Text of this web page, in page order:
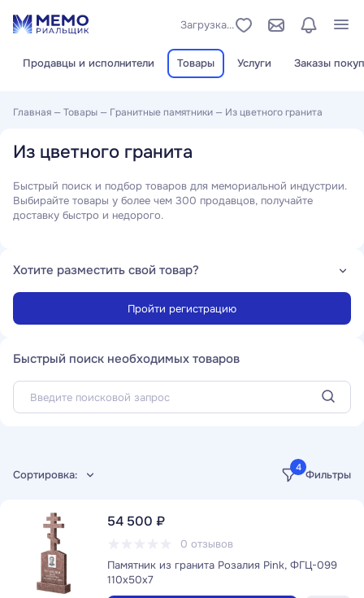
Продавцы и исполнители Товары Услуги Заказы
Загрузка...
Главная —Товары — Гранитные памятники — Из цветного гранита
Из цветного гранита
Быстрый поиск и подбор товаров для мемориальной индустрии.
Выбирайте товары у более чем 300 продавцов, получайте
доставку быстро и недорого.
Быстрый поиск необходимых товаров
Хотите разместить свой товар?
Пройти регистрацию
Сортировка:
4
Фильтры
54 500 ₽
0 отзывов
Памятник из гранита Розалия Pink, ФГЦ-099
110x50x7